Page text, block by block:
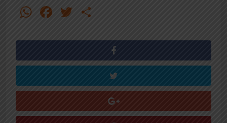
WhatsApp
Facebook
Twitter